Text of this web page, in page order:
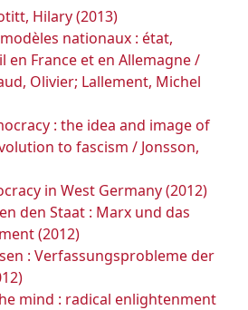
Hilary (2013)
nationaux : état,
en France et en Allemagne /
Olivier; Lallement, Michel
: the idea and image of
to fascism / Jonsson,
in West Germany (2012)
den Staat : Marx und das
(2012)
: Verfassungsprobleme der
mind : radical enlightenment